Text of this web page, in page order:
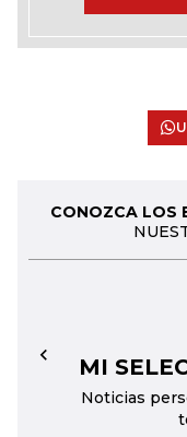
CONOZCA LOS
MI
Noticias
←